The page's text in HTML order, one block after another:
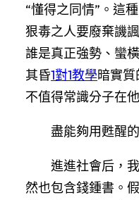
“懂得之同情”。這
狠毒之人要廢棄譏
誰是真正強勢、蠻
其昏1對1教學暗實
不值得常識分子在
盡能夠用甦醒
進進社會后，
然也包含錢鍾書。